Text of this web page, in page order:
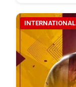
INTERNATIONAL